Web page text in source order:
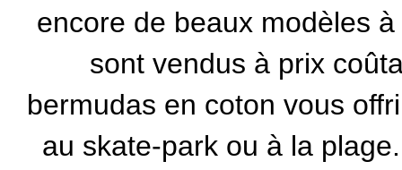
encore de beaux modèles
sont vendus à prix
bermudas en coton vous
au skate-park ou à la